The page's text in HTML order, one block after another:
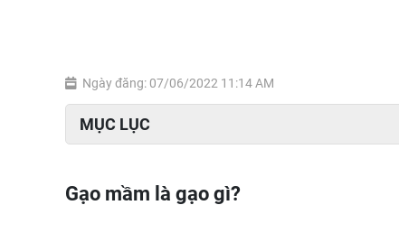
Ngày đăng: 07/06/2022 11:14 AM
MỤC LỤC
Gạo mầm là gạo gì?